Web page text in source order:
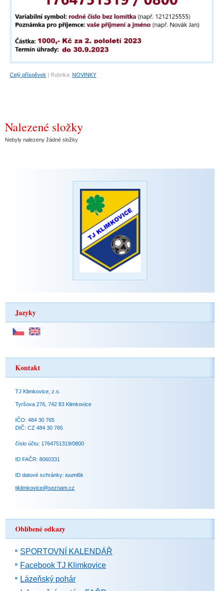
Celý příspěvek Rubrika: NOVINKY
Nalezené složky
Nebyly nalezeny žádné složky
Jazyky
Kontakt
TJ Klimkovice, z.s.
Tyršova 276, 742 83 Klimkovice
IČO: 484 30 765
DIČ: CZ 484 30 765
číslo účtu: 1764751319/0800
ID FAČR: 8060331
ID datové schránky: iuumi6k
tjklimkovice@seznam.cz
Oblíbené odkazy
SPORTOVNÍ KALENDÁŘ
Facebook TJ Klimkovice
Lázeňský pohár